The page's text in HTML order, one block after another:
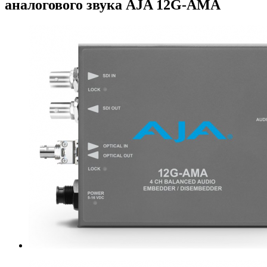
аналогового звука AJA 12G-AMA